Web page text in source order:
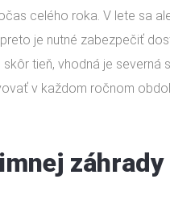
celého roka. V lete sa
je nutné zabezpečiť
tieň, vhodná je severná
v každom ročnom
záhrady